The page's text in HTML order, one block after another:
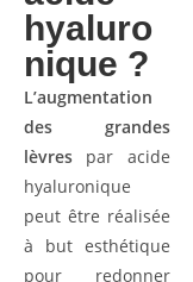
hyaluro
nique ?
L’augmentation
des grandes
lèvres par acide
hyaluronique
peut être réalisée
à but esthétique
pour redonner